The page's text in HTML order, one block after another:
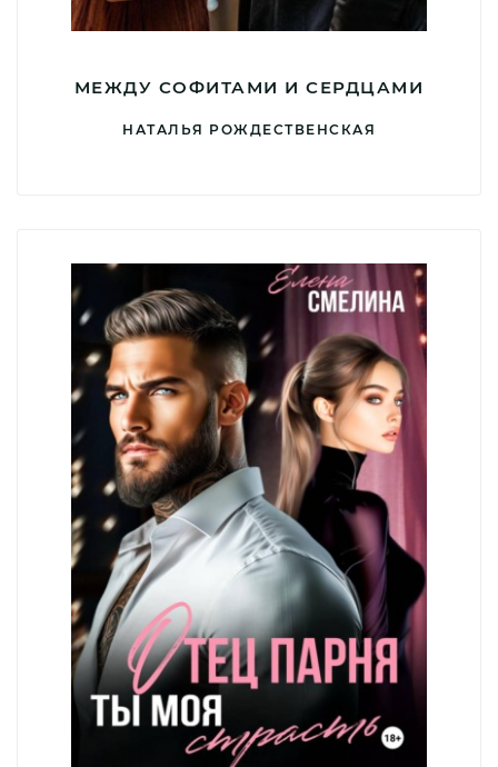
МЕЖДУ СОФИТАМИ И СЕРДЦАМИ
НАТАЛЬЯ РОЖДЕСТВЕНСКАЯ